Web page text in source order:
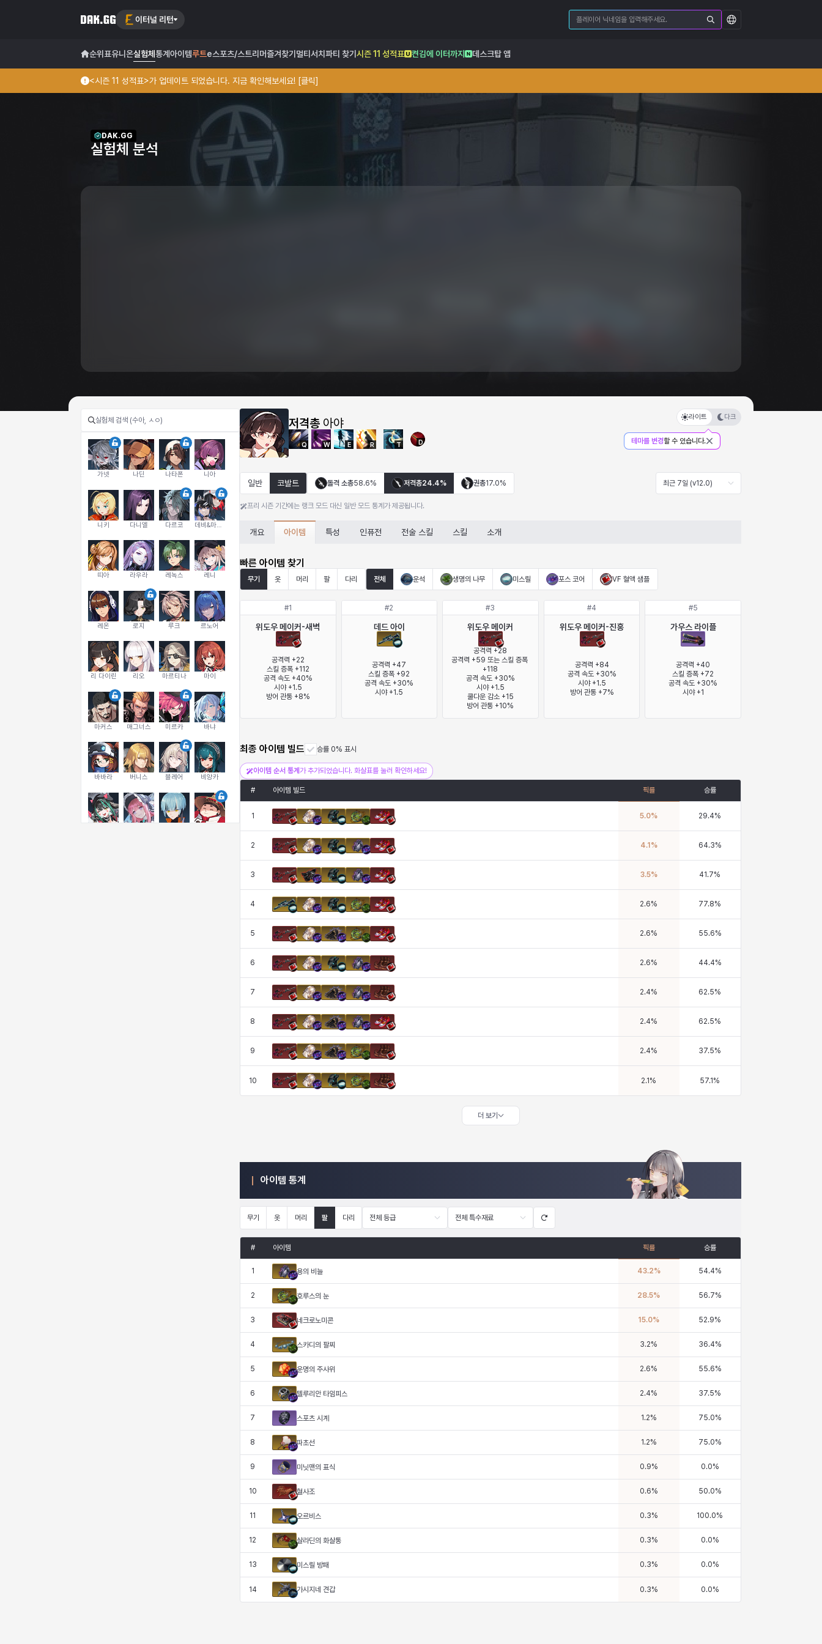
이터널 리턴
순위표유니온실험체 통계 아이템루트e스포츠/스트리머즐겨찾기 멀티서치 파티 찾기 시즌 11 성적표 켠김에 이터까지 데스크탑 앱
<시즌 11 성적표>가 업데이트 되었습니다. 지금 확인해보세요! [클릭]
DAK.GG
실험체 분석
가넷 나딘 나타폰 니아
니키 다니엘 다르코
띠아 라우라 레녹스 레니
레온 로지 루크 르노어
리 다이린 리오 마르티나 마이
마커스 매그너스 미르카 바냐
바바라 버니스 블레어 비앙카
저격총 아야
Q W E R T D
라이트 다크
테마를 변경할 수 있습니다.
일반 코발트 돌격 소총58.6% 저격총24.4% 권총17.0% 최근 7일 (v12.0)
프리 시즌 기간에는 랭크 모드 대신 일반 모드 통계가 제공됩니다.
개요 아이템 특성 인퓨전 전술 스킬 스킬 소개
빠른 아이템 찾기
무기 옷 머리 팔 다리 전체 운석 생명의 나무 미스릴 포스 코어 VF 혈액 샘플
#1
위도우 메이커-새벽
공격력 +22
스킬 증폭 +112
공격 속도 +40%
시야 +1.5
방어 관통 +8%
#2
데드 아이
공격력 +47
스킬 증폭 +92
공격 속도 +30%
시야 +1.5
#3
위도우 메이커
공격력 +28
공격력 +59 또는 스킬 증폭
+118
공격 속도 +30%
시야 +1.5
쿨다운 감소 +15
방어 관통 +10%
#4
위도우 메이커-진홍
공격력 +84
공격 속도 +30%
시야 +1.5
방어 관통 +7%
#5
가우스 라이플
공격력 +40
스킬 증폭 +72
공격 속도 +30%
시야 +1
최종 아이템 빌드 승률 0% 표시
아이템 순서 통계 가 추가되었습니다. 화살표를 눌러 확인하세요!
# 아이템 빌드 픽률 승률
1 5.0% 29.4%
2 4.1 % 64.3%
3 3.5% 41.7%
4 2.6% 77.8%
5 2.6% 55.6%
6 2.6% 44.4%
7 2.4% 62.5%
8 2.4% 62.5%
9 2.4% 37.5%
10 2.1 % 57.1 %
더 보기
아이템 통계
무기 옷 머리 팔 다리 전체 등급 전체 특수재료
# 아이템 픽률 승률
1 용의 비늘 43.2% 54.4%
2 호루스의 눈 28.5% 56.7%
3 네크로노미콘 15.0% 52.9%
4 스카디의 팔찌 3.2% 36.4%
5 운명의 주사위 2.6% 55.6%
6 텔루리안 타임피스 2.4% 37.5%
7 스포츠 시계 1.2% 75.0%
8 파초선 1.2% 75.0%
9 미닛맨의 표식 0.9% 0.0%
10 혈사조 0.6% 50.0%
11 오르비스 0.3% 100.0%
12 살라딘의 화살통 0.3% 0.0%
13 미스릴 방패 0.3% 0.0%
14 가시지네 견갑 0.3% 0.0%